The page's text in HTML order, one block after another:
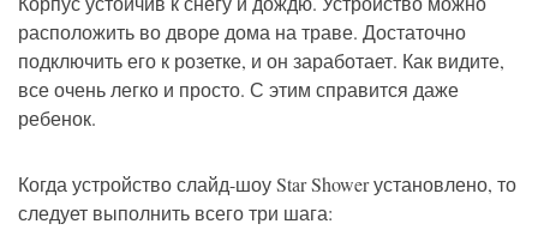
расположить во дворе дома на траве. Достаточно
подключить его к розетке, и он заработает. Как видите,
все очень легко и просто. С этим справится даже
ребенок.
Когда устройство слайд-шоу Star Shower установлено, то
следует выполнить всего три шага: